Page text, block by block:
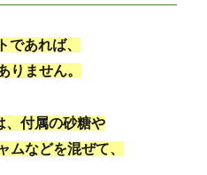
であれば、
りません。
、付属の砂糖や
ムなどを混ぜて、